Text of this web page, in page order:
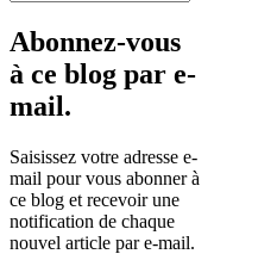
Abonnez-vous
à ce blog par e-
mail.
Saisissez votre adresse e-
mail pour vous abonner à
ce blog et recevoir une
notification de chaque
nouvel article par e-mail.